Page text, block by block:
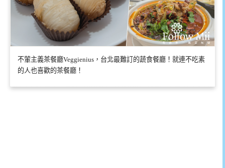
不葷主義茶餐廳Veggienius，台北最難訂的蔬食餐廳！就連不吃素
的人也喜歡的茶餐廳！